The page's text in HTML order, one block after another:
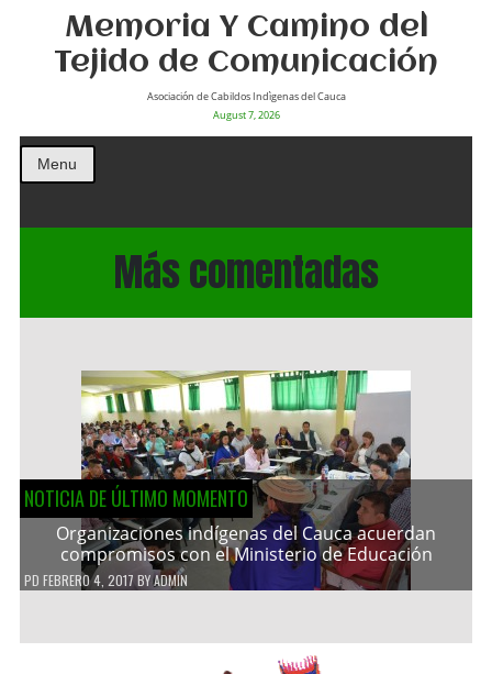
Memoria Y Camino del
Tejido de Comunicación
Asociación de Cabildos Indìgenas del Cauca
August 7, 2026
Menu
Más comentadas
NOTICIA DE ÚLTIMO MOMENTO
Organizaciones indígenas del Cauca acuerdan
compromisos con el Ministerio de Educación
PD FEBRERO 4, 2017 BYADMIN